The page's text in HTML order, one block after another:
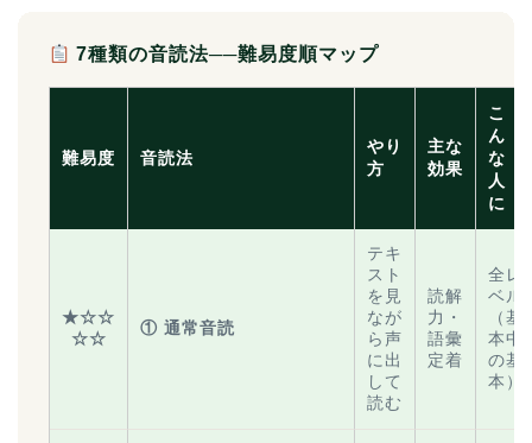
7種類の音読法──難易度順マップ
難易度 音読法
やり
方
主な
効果
こ
ん
な
人
に
★☆☆
☆☆
① 通常音読
テキ
スト
を見
なが
ら声
に出
して
読む
読解
力・
語彙
定着
全レ
ベル
（基
本中
の基
本）